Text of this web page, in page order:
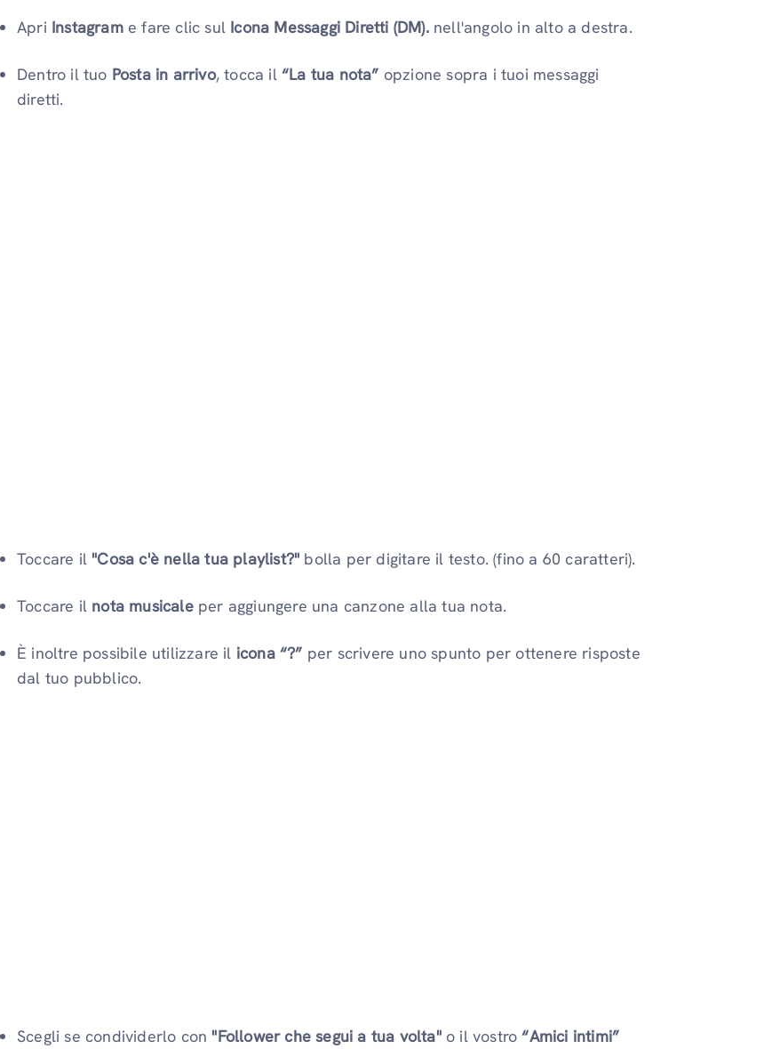
Apri Instagrame fare clic sul Icona Messaggi Diretti (DM).nell'angolo in alto a destra.
Dentro il tuo Posta in arrivo, tocca il“La tua nota” opzione sopra i tuoi messaggi
diretti.
Toccare il "Cosa c'è nella tua playlist?" bolla per digitare il testo. (fino a 60 caratteri).
Toccare il nota musicaleper aggiungere una canzone alla tua nota.
È inoltre possibile utilizzare il icona “?” per scrivere uno spunto per ottenere risposte
dal tuo pubblico.
Scegli se condividerlo con "Follower che segui a tua volta"o il vostro“Amici intimi”